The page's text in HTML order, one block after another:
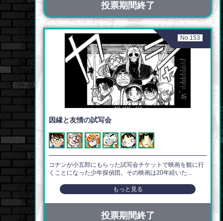
投票期間終了
No.153
因縁と友情の試写会
コナンが小五郎にもらった試写会チケットで映画を観に行
くことになった少年探偵団。その映画は20年続いた...
もっと見る
投票期間終了